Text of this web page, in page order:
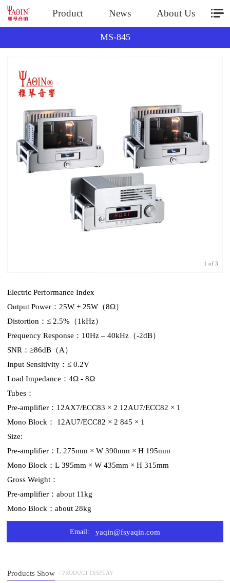
Product News About Us
MS-845
1 of 3
Electric Performance Index
Output Power：25W + 25W（8Ω）
Distortion：≤ 2.5%（1kHz）
Frequency Response：10Hz – 40kHz（-2dB）
SNR：≥86dB（A）
Input Sensitivity：≤ 0.2V
Load Impedance：4Ω - 8Ω
Tubes：
Pre-amplifier：12AX7/ECC83 × 2 12AU7/ECC82 × 1
Mono Block： 12AU7/ECC82 × 2 845 × 1
Size:
Pre-amplifier：L 275mm × W 390mm × H 195mm
Mono Block：L 395mm × W 435mm × H 315mm
Gross Weight：
Pre-amplifier：about 11kg
Mono Block：about 28kg
Email: yaqin@fsyaqin.com
Products Show / PRODUCT DISPLAY